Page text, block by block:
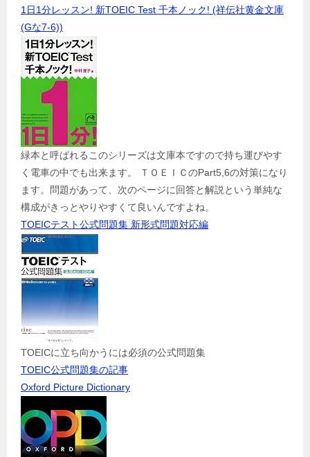
1日1分レッスン! 新TOEIC Test 千本ノック! (祥伝社黄金文庫
(Gな7-6))
緑本と呼ばれるこのシリーズは文庫本ですので持ち運びやす
く電車の中でも出来ます。 ＴＯＥＩＣのPart5,6の対策になり
ます。問題があって、次のページに回答と解説という単純な
構成がきっとやりやすくて良いんですよね。
TOEICテスト公式問題集 新形式問題対応編
TOEICに立ち向かうには必須の公式問題集
TOEIC公式問題集の記事
Oxford Picture Dictionary